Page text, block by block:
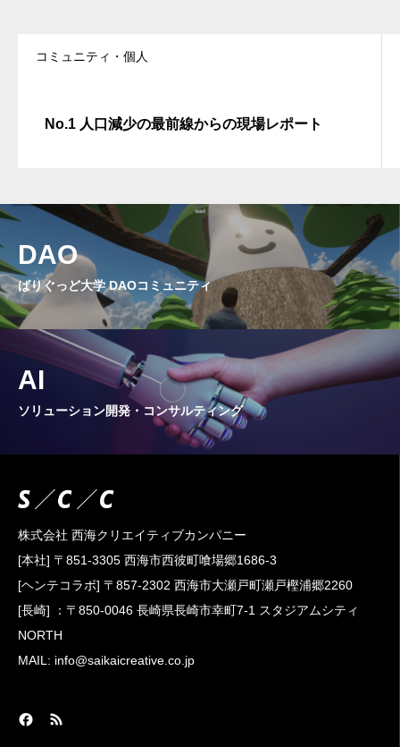
コミュニティ・個人
No.1 人口減少の最前線からの現場レポート
DAO
ばりぐっど大学 DAOコミュニティ
AI
ソリューション開発・コンサルティング
株式会社 西海クリエイティブカンパニー
[本社] 〒851-3305 西海市西彼町喰場郷1686-3
[ヘンテコラボ] 〒857-2302 西海市大瀬戸町瀬戸樫浦郷2260
[長崎] ：〒850-0046 長崎県長崎市幸町7-1 スタジアムシティ
NORTH
MAIL: info@saikaicreative.co.jp